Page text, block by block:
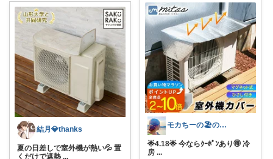
結月💎thanks
夏の日差しで室外機が熱い💦 置
くだけで遮熱 ...
モカちーの🏖️のんびりライフ🐈✨
🌟4.18🌟 今ならｸｰﾎﾟﾝあり🉐 冷
房 ...